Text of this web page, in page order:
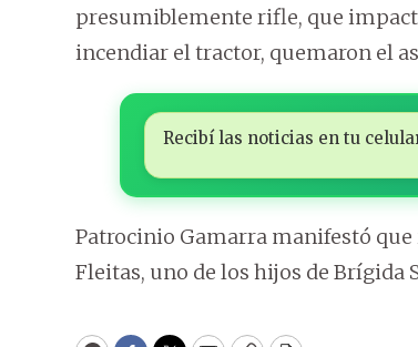
presumiblemente rifle, que
incendiar el tractor, quemaron el
Recibí las noticias en tu
Patrocinio Gamarra manifestó
Fleitas, uno de los hijos de Brígida